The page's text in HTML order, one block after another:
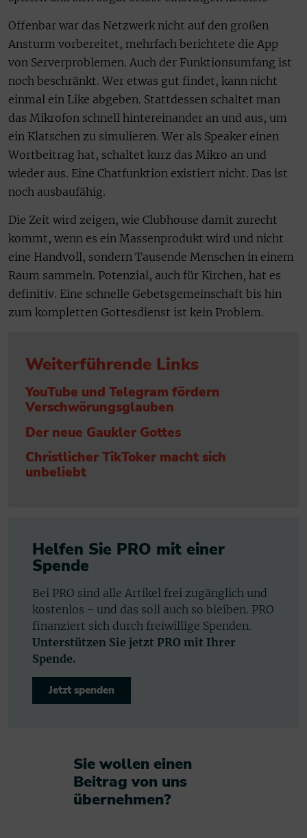
Offenbar war das Netzwerk nicht auf den großen
Ansturm vorbereitet, mehrfach berichtete die App
von Serverproblemen. Auch der Funktionsumfang ist
noch beschränkt. Wer etwas gut findet, kann nicht
einmal ein Like abgeben. Stattdessen schaltet man
das Mikrofon schnell hintereinander an und aus, um
ein Klatschen zu simulieren. Wer als Speaker einen
Wortbeitrag hat, schaltet kurz das Mikro an und
wieder aus. Eine Chatfunktion existiert nicht. Das ist
noch ausbaufähig.
Die Zeit wird zeigen, wie Clubhouse damit zurecht
kommt, wenn es ein Massenprodukt wird und nicht
eine Handvoll, sondern Tausende Menschen in einem
Raum sammeln. Potenzial, auch für Kirchen, hat es
definitiv. Eine schnelle Gebetsgemeinschaft bis hin
zum kompletten Gottesdienst ist kein Problem.
Weiterführende Links
YouTube und Telegram fördern
Verschwörungsglauben
Der neue Gaukler Gottes
Christlicher TikToker macht sich
unbeliebt
Helfen Sie PRO mit einer
Spende
Bei PRO sind alle Artikel frei zugänglich und
kostenlos - und das soll auch so bleiben. PRO
finanziert sich durch freiwillige Spenden.
Unterstützen Sie jetzt PRO mit Ihrer
Spende.
Jetzt spenden
Sie wollen einen
Beitrag von uns
übernehmen?​